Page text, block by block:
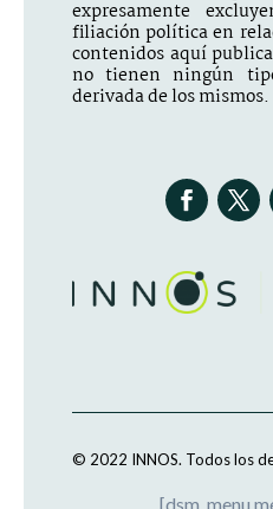
expresamente
filiación política en
contenidos aquí
no tienen ningún
derivada de los mismos.
© 2022 INNOS. Todos los
[dsm_menu